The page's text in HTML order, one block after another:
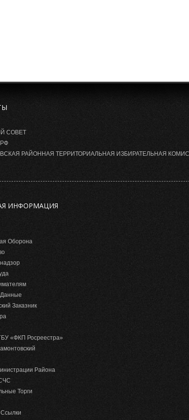
СОВЕТ
РАЙОННАЯ ТЕРРИТОРИАЛЬНАЯ ИЗБИРАТЕЛЬНАЯ
ИНФОРМАЦИЯ
Оборона
Заказник
«ФКП Росреестра»
Района
Торги